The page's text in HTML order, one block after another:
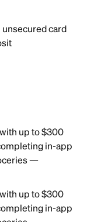
card
up to $300
in-app
—
up to $300
in-app